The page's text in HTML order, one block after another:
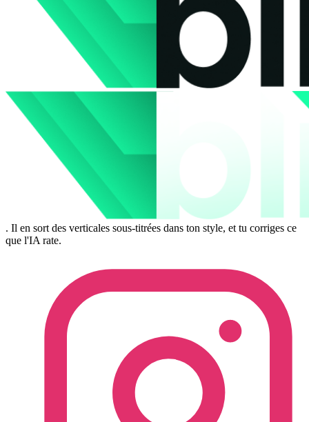
. Il en sort des verticales sous-titrées dans ton style, et tu corriges ce
que l'IA rate.